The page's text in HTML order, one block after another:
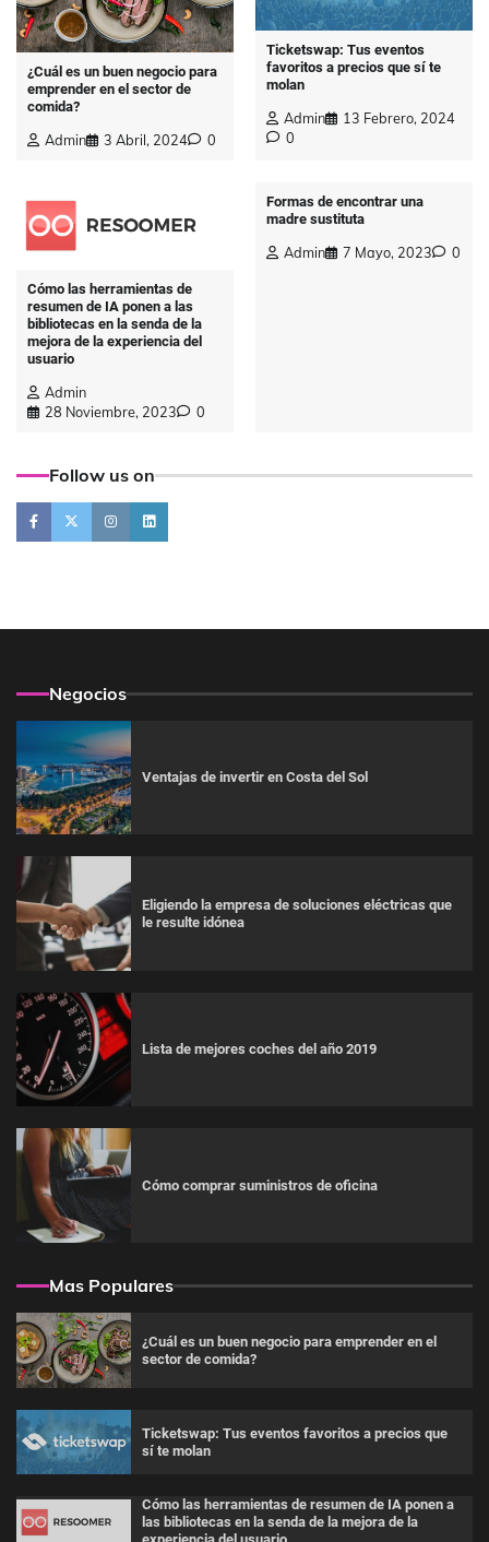
¿Cuál es un buen negocio para
emprender en el sector de
comida?
Admin 3 Abril, 2024 0
Ticketswap: Tus eventos
favoritos a precios que sí te
molan
Admin
13 Febrero, 2024
0
Cómo las herramientas de
resumen de IA ponen a las
bibliotecas en la senda de la
mejora de la experiencia del
usuario
Admin
28 Noviembre, 2023
0
Formas de encontrar una
madre sustituta
Admin 7 Mayo, 2023 0
Follow us on
Negocios
Ventajas de invertir en Costa del Sol
Eligiendo la empresa de soluciones eléctricas que
le resulte idónea
Lista de mejores coches del año 2019
Cómo comprar suministros de oficina
Mas Populares
¿Cuál es un buen negocio para emprender en el
sector de comida?
Ticketswap: Tus eventos favoritos a precios que
sí te molan
Cómo las herramientas de resumen de IA ponen a
las bibliotecas en la senda de la mejora de la